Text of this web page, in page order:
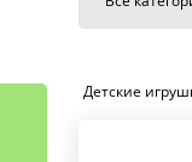
Детские